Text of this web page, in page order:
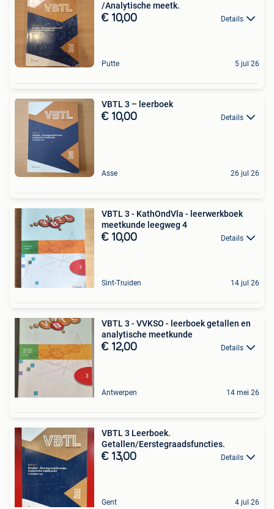
/Analytische meetk.
€ 10,00 Details
Putte 5 jul 26
VBTL 3 – leerboek
€ 10,00 Details
Asse 26 jul 26
VBTL 3 - KathOndVla - leerwerkboek
meetkunde leegweg 4
€ 10,00 Details
Sint-Truiden 14 jul 26
VBTL 3 - VVKSO - leerboek getallen en
analytische meetkunde
€ 12,00 Details
Antwerpen 14 mei 26
VBTL 3 Leerboek.
Getallen/Eerstegraadsfuncties.
€ 13,00 Details
Gent 4 jul 26